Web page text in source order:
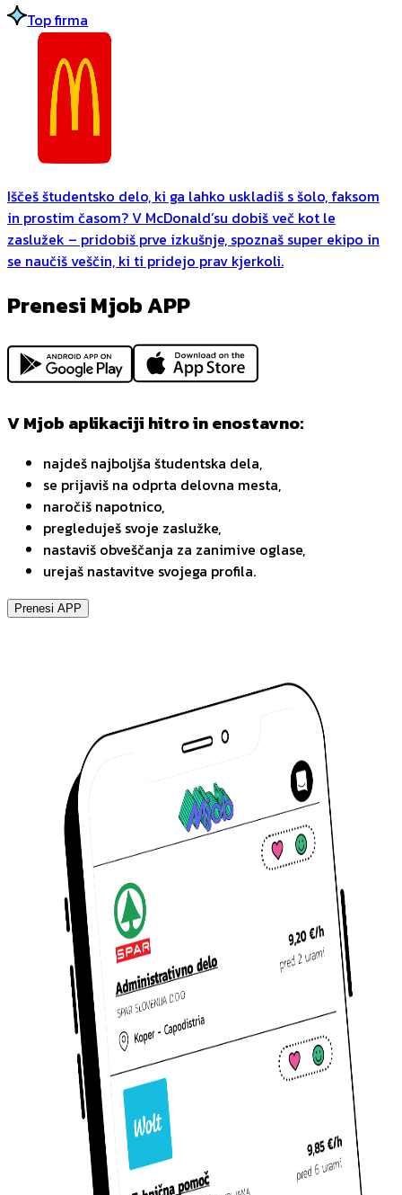
Top firma
Iščeš študentsko delo, ki ga lahko uskladiš s šolo, faksom
in prostim časom? V McDonald’su dobiš več kot le
zaslužek – pridobiš prve izkušnje, spoznaš super ekipo in
se naučiš veščin, ki ti pridejo prav kjerkoli.
Prenesi Mjob APP
V Mjob aplikaciji hitro in enostavno:
najdeš najboljša študentska dela,
se prijaviš na odprta delovna mesta,
naročiš napotnico,
pregleduješ svoje zaslužke,
nastaviš obveščanja za zanimive oglase,
urejaš nastavitve svojega profila.
Prenesi APP